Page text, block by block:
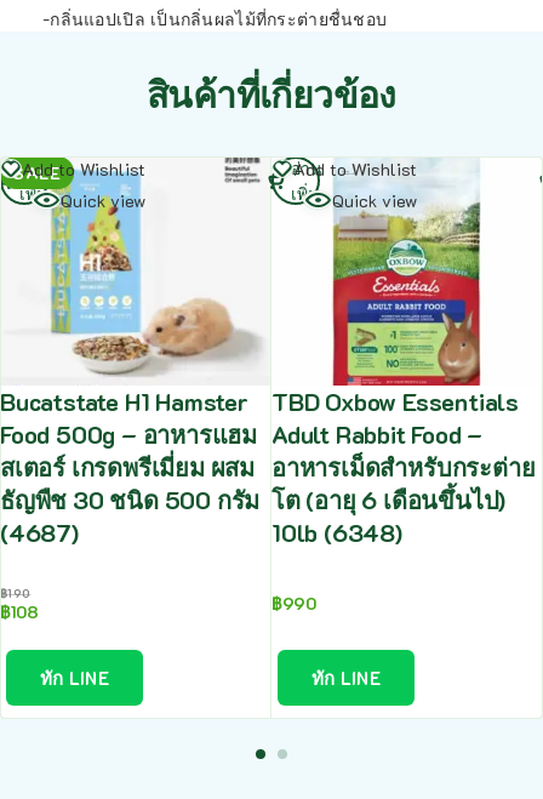
-กลิ่นแอปเปิล เป็นกลิ่นผลไม้ที่กระต่ายชื่นชอบ
สินค้าที่เกี่ยวข้อง
SALE
Add to Wishlist
Quick view
Bucatstate H1 Hamster
Food 500g – อาหารแฮม
สเตอร์ เกรดพรีเมี่ยม ผสม
ธัญพืช 30 ชนิด 500 กรัม
(4687)
฿190
฿108
ทัก LINE
อ่าน
เพิ่ม
Add to Wishlist
Quick view
TBD Oxbow Essentials
Adult Rabbit Food –
อาหารเม็ดสำหรับกระต่าย
โต (อายุ 6 เดือนขึ้นไป)
10lb (6348)
฿990
ทัก LINE
อ่าน
เพิ่ม